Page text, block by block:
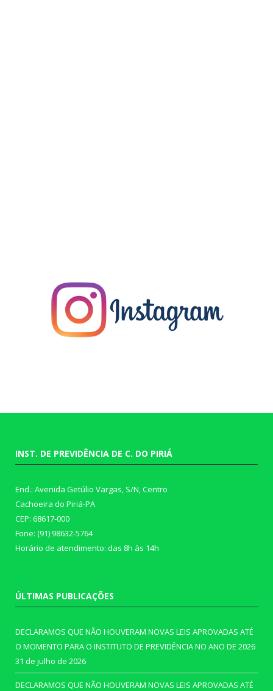
INST. DE PREVIDÊNCIA DE C. DO PIRIÁ
End.: Avenida Getúlio Vargas, S/N, Centro
Cachoeira do Piriá-PA
CEP: 68617-000
Fone: (91) 98632-5764
Horário de atendimento: das 8h às 14h
ÚLTIMAS PUBLICAÇÕES
DECLARAMOS QUE NÃO HOUVERAM NOVAS LEIS APROVADAS ATÉ
O MOMENTO PARA O INSTITUTO DE PREVIDÊNCIA NO ANO DE 2026
31 de julho de 2026
DECLARAMOS QUE NÃO HOUVERAM NOVAS LEIS APROVADAS ATÉ